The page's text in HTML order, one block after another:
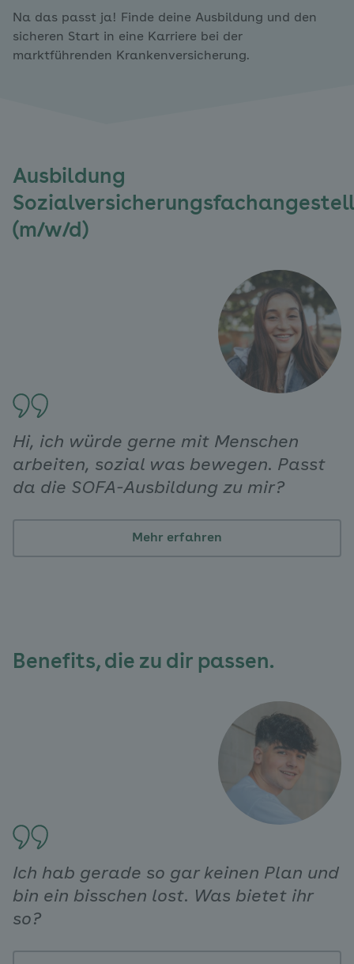
Na das passt ja! Finde deine Ausbildung und den
sicheren Start in eine Karriere bei der
marktführenden Krankenversicherung.
Ausbildung
(m/w/d)
Hi, ich würde gerne mit Menschen
arbeiten, sozial was bewegen. Passt
da die SOFA-Ausbildung zu mir?
Mehr erfahren
Benefits, die zu dir passen.
Ich hab gerade so gar keinen Plan und
bin ein bisschen lost. Was bietet ihr
so?